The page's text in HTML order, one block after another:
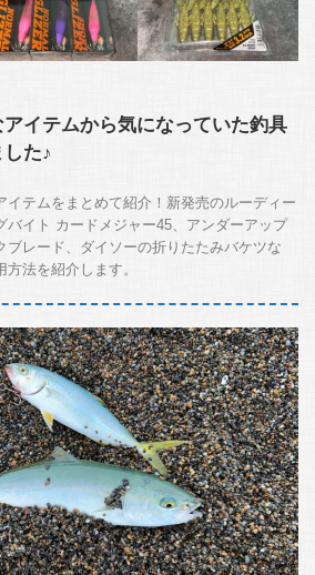
アイテムから気になっていた釣具
た♪
イテムをまとめて紹介！新発売のルーディー
バイト カードメジャー45、アンダーアップ
ブレード、ダイソーの折りたたみバケツな
法を紹介します。